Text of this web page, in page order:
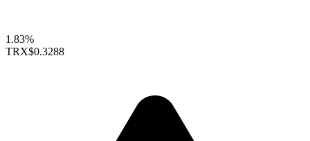
1.83%
TRX$0.3288